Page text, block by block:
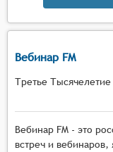
Вебинар FM
Третье Тысячелетие
Вебинар FM - это
встреч и